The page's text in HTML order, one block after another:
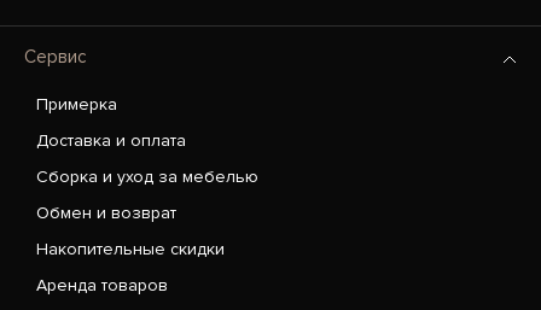
Сервис
Примерка
Доставка и оплата
Сборка и уход за мебелью
Обмен и возврат
Накопительные скидки
Аренда товаров